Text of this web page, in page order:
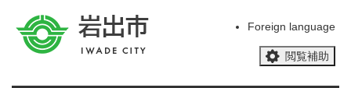
Foreign language
閲覧補助